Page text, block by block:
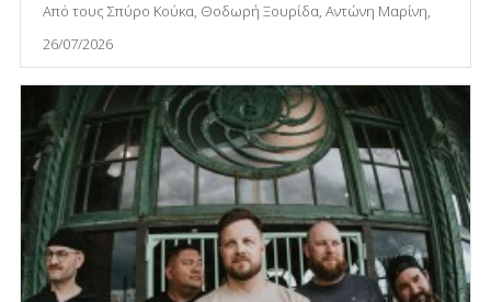
Από τους Σπύρο Κούκα, Θοδωρή Ξουρίδα, Αντώνη Μαρίνη,
26/07/2026